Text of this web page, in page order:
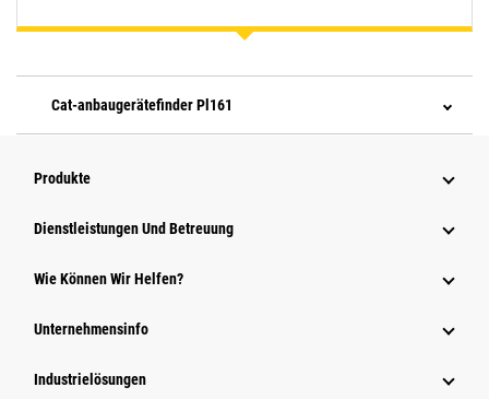
Cat-anbaugerätefinder Pl161
Produkte
Dienstleistungen Und Betreuung
Wie Können Wir Helfen?
Unternehmensinfo
Industrielösungen